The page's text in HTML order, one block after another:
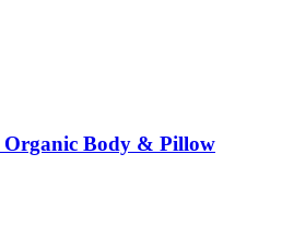
Organic Body & Pillow